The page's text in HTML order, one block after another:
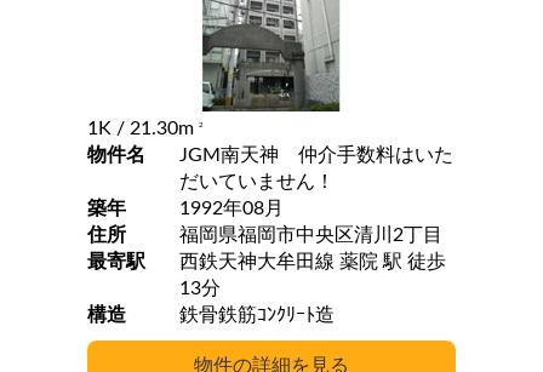
1K / 21.30m 2
物件名
JGM南天神 仲介手数料はいた
だいていません！
築年
1992年08月
住所
福岡県福岡市中央区清川2丁目
最寄駅
西鉄天神大牟田線 薬院 駅 徒歩
13分
構造
鉄骨鉄筋ｺﾝｸﾘｰﾄ造